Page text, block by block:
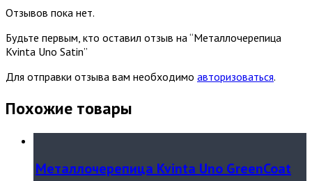
Отзывов пока нет.
Будьте первым, кто оставил отзыв на “Металлочерепица
Kvinta Uno Satin”
Для отправки отзыва вам необходимо авторизоваться.
Похожие товары
Металлочерепица Kvinta Uno GreenCoat